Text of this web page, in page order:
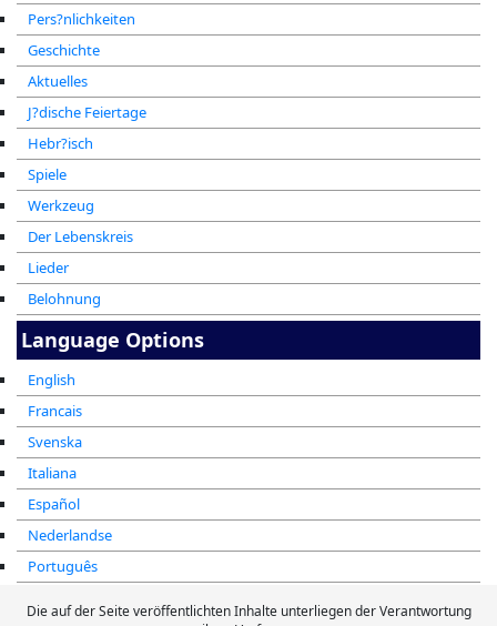
Pers?nlichkeiten
Geschichte
Aktuelles
J?dische Feiertage
Hebr?isch
Spiele
Werkzeug
Der Lebenskreis
Lieder
Belohnung
Language Options
English
Francais
Svenska
Italiana
Español
Nederlandse
Português
Die auf der Seite veröffentlichten Inhalte unterliegen der Verantwortung